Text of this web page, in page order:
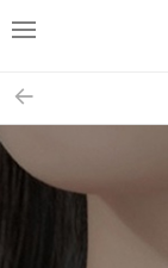
메